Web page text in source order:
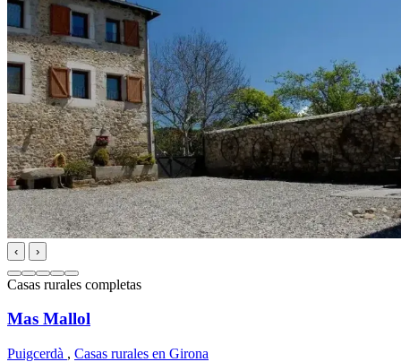
‹ ›
Casas rurales completas
Mas Mallol
Puigcerdà , Casas rurales en Girona